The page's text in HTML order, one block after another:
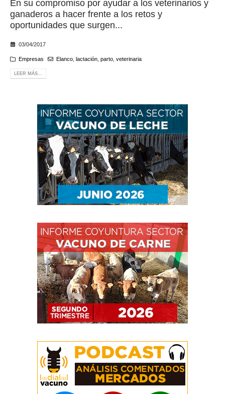
En su compromiso por ayudar a los veterinarios y
ganaderos a hacer frente a los retos y
oportunidades que surgen...
03/04/2017
Empresas Elanco, lactación, parto, veterinaria
LEER MÁS...